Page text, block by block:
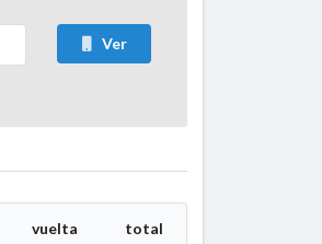
Ver
vuelta
total